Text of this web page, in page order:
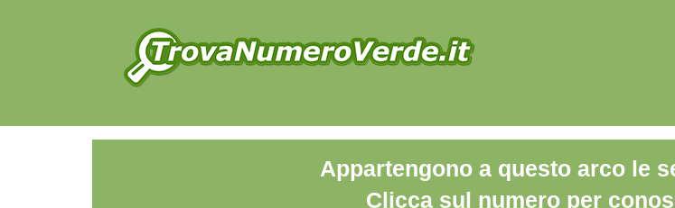
Appartengono a questo arco le
Clicca sul numero per